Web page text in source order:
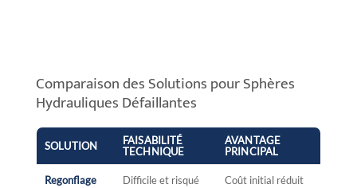
Comparaison des Solutions pour Sphères
Hydrauliques Défaillantes
SOLUTION
FAISABILITÉ
TECHNIQUE
AVANTAGE
PRINCIPAL
Regonflage
Difficile et risqué Coût initial réduit